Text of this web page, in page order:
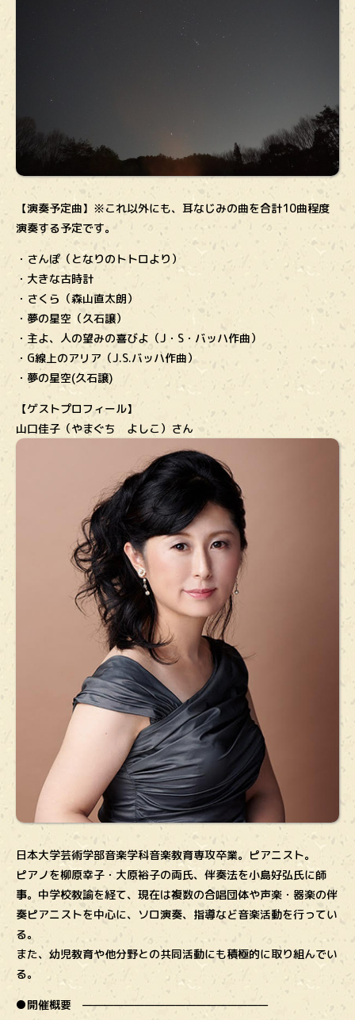
【演奏予定曲】※これ以外にも、耳なじみの曲を合計10曲程度
演奏する予定です。
・さんぽ（となりのトトロより）
・大きな古時計
・さくら（森山直太朗）
・夢の星空（久石譲）
・主よ、人の望みの喜びよ（J・S・バッハ作曲）
・G線上のアリア（J.S.バッハ作曲）
・夢の星空(久石譲)
【ゲストプロフィール】
山口佳子（やまぐち よしこ）さん
日本大学芸術学部音楽学科音楽教育専攻卒業。ピアニスト。
ピアノを柳原幸子・大原裕子の両氏、伴奏法を小島好弘氏に師
事。中学校教諭を経て、現在は複数の合唱団体や声楽・器楽の伴
奏ピアニストを中心に、ソロ演奏、指導など音楽活動を行ってい
る。
また、幼児教育や他分野との共同活動にも積極的に取り組んでい
る。
●開催概要 ——————————————————